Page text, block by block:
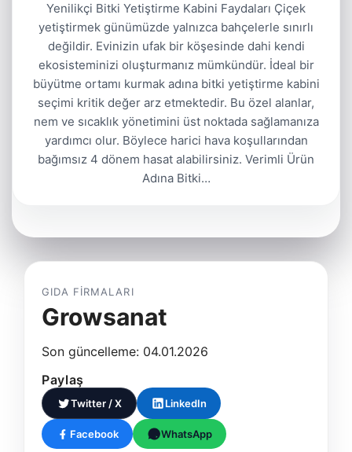
Yenilikçi Bitki Yetiştirme Kabini Faydaları Çiçek
yetiştirmek günümüzde yalnızca bahçelerle sınırlı
değildir. Evinizin ufak bir köşesinde dahi kendi
ekosisteminizi oluşturmanız mümkündür. İdeal bir
büyütme ortamı kurmak adına bitki yetiştirme kabini
seçimi kritik değer arz etmektedir. Bu özel alanlar,
nem ve sıcaklık yönetimini üst noktada sağlamanıza
yardımcı olur. Böylece harici hava koşullarından
bağımsız 4 dönem hasat alabilirsiniz. Verimli Ürün
Adına Bitki…
GIDA FIRMALARI
Growsanat
Son güncelleme: 04.01.2026
Paylaş
Twitter / X LinkedIn
Facebook WhatsApp